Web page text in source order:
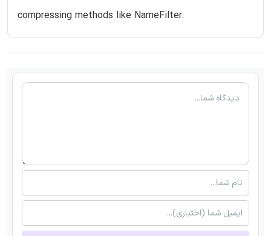
compressing methods like NameFilter.